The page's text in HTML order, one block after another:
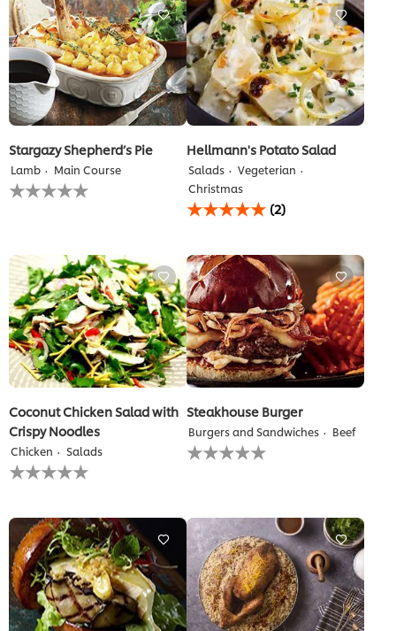
تقييمات
لهذا
Stargazy Shepherd’s Pie
Lamb Main Course
لم
يتم
لهذا
Hellmann's Potato Salad
Salads
Vegeterian
Christmas
متوسط
التقييم
5.0
من
5
من
2
تقييمات.
(2)
Coconut Chicken Salad with
Crispy Noodles
Chicken Salads
لم
يتم
تقييمات
لهذا
Steakhouse Burger
Burgers and Sandwiches Beef
لم
يتم
لهذا